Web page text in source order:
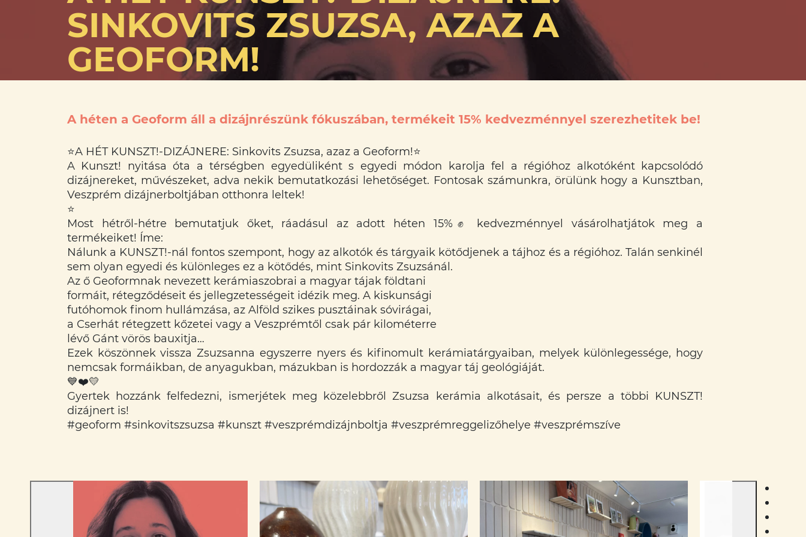
SINKOVITS ZSUZSA, AZAZ A
GEOFORM!
A héten a Geoform áll a dizájnrészünk fókuszában, termékeit 15% kedvezménnyel szerezhetitek be!
⭐️A HÉT KUNSZT!-DIZÁJNERE: Sinkovits Zsuzsa, azaz a Geoform!⭐️
A Kunszt! nyitása óta a térségben egyedüliként s egyedi módon karolja fel a régióhoz alkotóként kapcsolódó
dizájnereket, művészeket, adva nekik bemutatkozási lehetőséget. Fontosak számunkra, örülünk hogy a Kunsztban,
Veszprém dizájnerboltjában otthonra leltek!
⭐️
Most hétről-hétre bemutatjuk őket, ráadásul az adott héten 15%✊
kedvezménnyel vásárolhatjátok meg a
termékeiket! Íme:
Nálunk a KUNSZT!-nál fontos szempont, hogy az alkotók és tárgyaik kötődjenek a tájhoz és a régióhoz. Talán senkinél
sem olyan egyedi és különleges ez a kötődés, mint Sinkovits Zsuzsánál.
Az ő Geoformnak nevezett kerámiaszobrai a magyar tájak földtani
formáit, rétegződéseit és jellegzetességeit idézik meg. A kiskunsági
futóhomok finom hullámzása, az Alföld szikes pusztáinak sóvirágai,
a Cserhát rétegzett kőzetei vagy a Veszprémtől csak pár kilométerre
lévő Gánt vörös bauxitja…
Ezek köszönnek vissza Zsuzsanna egyszerre nyers és kifinomult kerámiatárgyaiban, melyek különlegessége, hogy
nemcsak formáikban, de anyagukban, mázukban is hordozzák a magyar táj geológiáját.
💙❤️💛
Gyertek hozzánk felfedezni, ismerjétek meg közelebbről Zsuzsa kerámia alkotásait, és persze a többi KUNSZT!
dizájnert is!
#geoform #sinkovitszsuzsa #kunszt #veszprémdizájnboltja #veszprémreggelizőhelye #veszprémszíve